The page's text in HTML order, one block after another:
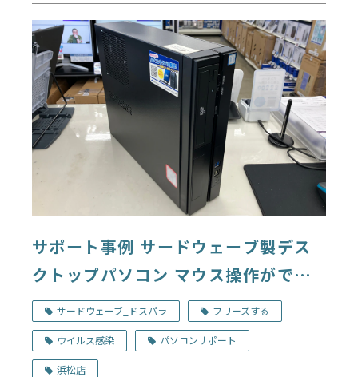
サポート事例 サードウェーブ製デス
クトップパソコン マウス操作ができ
ない デジタルドック浜松店
サードウェーブ_ドスパラ フリーズする
ウイルス感染 パソコンサポート
浜松店